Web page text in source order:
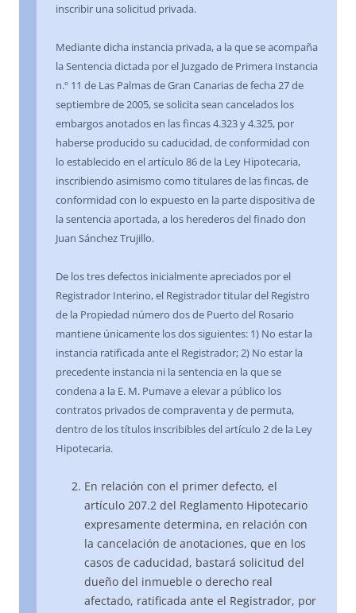
inscribir una solicitud privada.
Mediante dicha instancia privada, a la que se acompaña
la Sentencia dictada por el Juzgado de Primera Instancia
n.º 11 de Las Palmas de Gran Canarias de fecha 27 de
septiembre de 2005, se solicita sean cancelados los
embargos anotados en las fincas 4.323 y 4.325, por
haberse producido su caducidad, de conformidad con
lo establecido en el artículo 86 de la Ley Hipotecaria,
inscribiendo asimismo como titulares de las fincas, de
conformidad con lo expuesto en la parte dispositiva de
la sentencia aportada, a los herederos del finado don
Juan Sánchez Trujillo.
De los tres defectos inicialmente apreciados por el
Registrador Interino, el Registrador titular del Registro
de la Propiedad número dos de Puerto del Rosario
mantiene únicamente los dos siguientes: 1) No estar la
instancia ratificada ante el Registrador; 2) No estar la
precedente instancia ni la sentencia en la que se
condena a la E. M. Pumave a elevar a público los
contratos privados de compraventa y de permuta,
dentro de los títulos inscribibles del artículo 2 de la Ley
Hipotecaria.
En relación con el primer defecto, el
artículo 207.2 del Reglamento Hipotecario
expresamente determina, en relación con
la cancelación de anotaciones, que en los
casos de caducidad, bastará solicitud del
dueño del inmueble o derecho real
afectado, ratificada ante el Registrador, por